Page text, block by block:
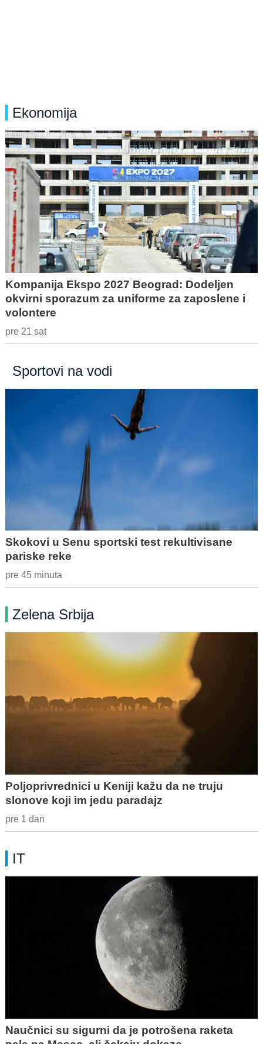
Ekonomija
Kompanija Ekspo 2027 Beograd: Dodeljen
okvirni sporazum za uniforme za zaposlene i
volontere
pre 21 sat
Sportovi na vodi
Skokovi u Senu sportski test rekultivisane
pariske reke
pre 45 minuta
Zelena Srbija
Poljoprivrednici u Keniji kažu da ne truju
slonove koji im jedu paradajz
pre 1 dan
IT
Naučnici su sigurni da je potrošena raketa